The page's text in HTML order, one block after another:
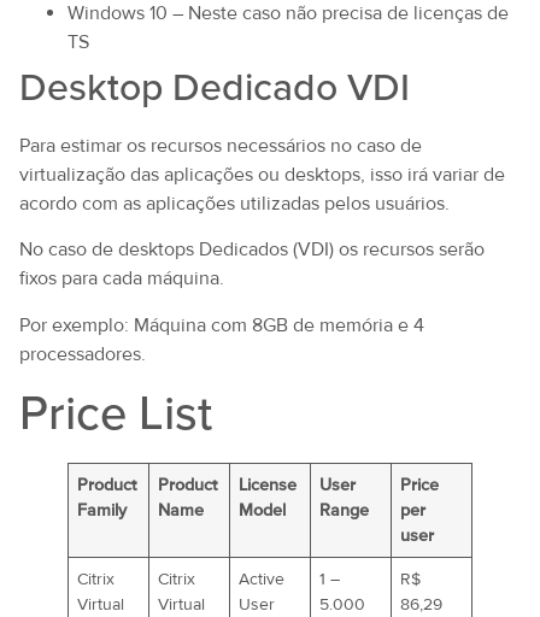
Windows 10 – Neste caso não precisa de licenças de
TS
Desktop Dedicado VDI
Para estimar os recursos necessários no caso de
virtualização das aplicações ou desktops, isso irá variar de
acordo com as aplicações utilizadas pelos usuários.
No caso de desktops Dedicados (VDI) os recursos serão
fixos para cada máquina.
Por exemplo: Máquina com 8GB de memória e 4
processadores.
Price List
Product
Family
Product
Name
License
Model
User
Range
Price
per
user
Citrix
Virtual
Citrix
Virtual
Active
User
1 –
5.000
R$
86,29